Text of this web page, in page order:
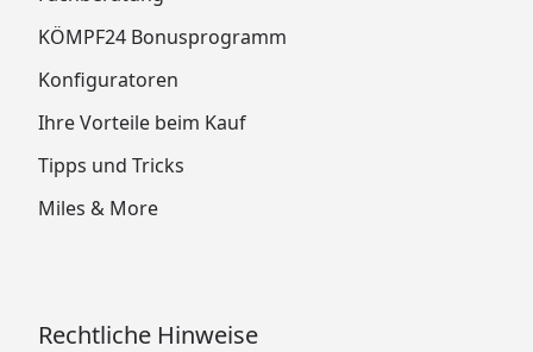
KÖMPF24 Bonusprogramm
Konfiguratoren
Ihre Vorteile beim Kauf
Tipps und Tricks
Miles & More
Rechtliche Hinweise